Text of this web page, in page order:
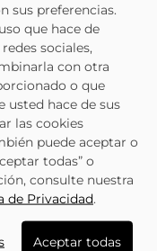
sus preferencias.
que hace de
sociales,
con otra
o que
usted hace de sus
las cookies
puede aceptar o
todas” o
consulte nuestra
de Privacidad.
Aceptar todas